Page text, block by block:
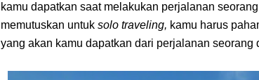
kamu dapatkan saat melakukan perjalanan
memutuskan untuk solo traveling, kamu harus
yang akan kamu dapatkan dari perjalanan seorang